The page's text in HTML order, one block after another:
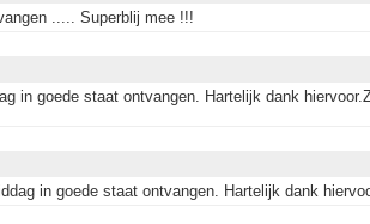
..... Superblij mee !!!
in goede staat ontvangen. Hartelijk dank
in goede staat ontvangen. Hartelijk dank